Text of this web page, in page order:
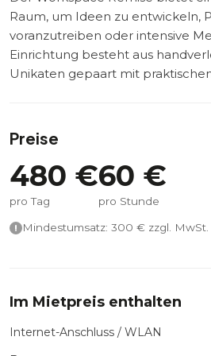
Raum, um Ideen zu entwickeln,
voranzutreiben oder intensive
Einrichtung besteht aus
Unikaten gepaart mit
Preise
480 €
pro Tag
60 €
pro Stunde
Mindestumsatz: 300 € zzgl. MwSt.
Im Mietpreis enthalten
Internet-Anschluss / WLAN